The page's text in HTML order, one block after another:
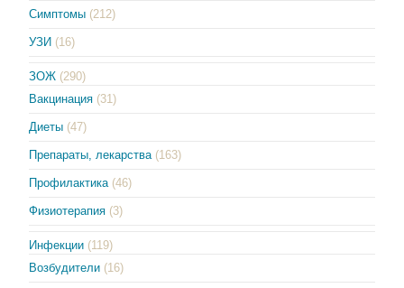
Симптомы (212)
УЗИ (16)
ЗОЖ (290)
Вакцинация (31)
Диеты (47)
Препараты, лекарства (163)
Профилактика (46)
Физиотерапия (3)
Инфекции (119)
Возбудители (16)